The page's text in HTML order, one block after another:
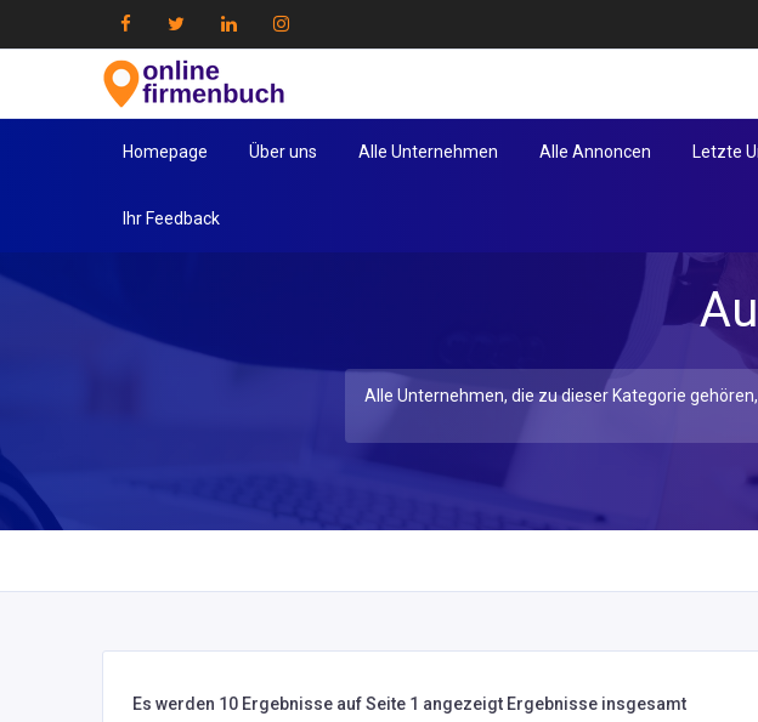
Homepage Über uns Alle Unternehmen Alle Annoncen Letzte
Ihr Feedback
Alle Unternehmen, die zu dieser Kategorie
Es werden 10 Ergebnisse auf Seite 1 angezeigt Ergebnisse insgesamt